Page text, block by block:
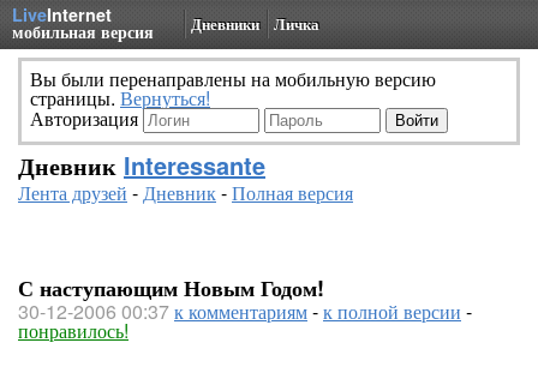
LiveInternet
мобильная версия Дневники Личка
Вы были перенаправлены на мобильную версию
страницы. Вернуться!
Авторизация
Дневник Interessante
Лента друзей -Дневник-Полная версия
С наступающим Новым Годом!
30-12-2006 00:37к комментариям-к полной версии -
понравилось!